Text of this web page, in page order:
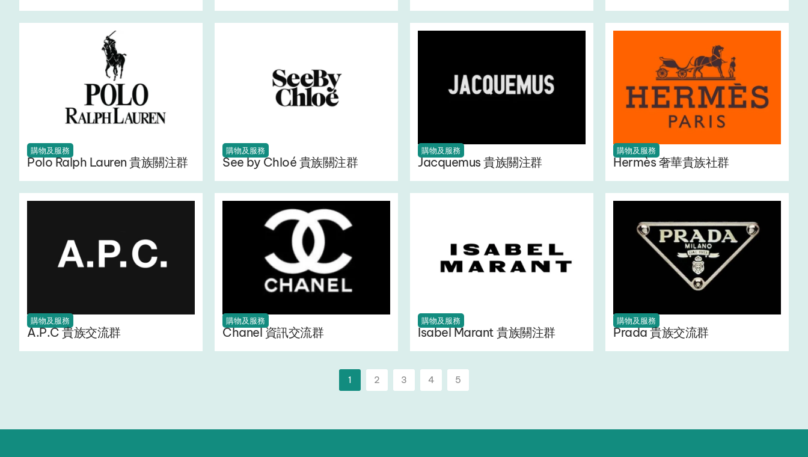
購物及服務
Polo Ralph Lauren 貴族關注群
購物及服務
See by Chloé 貴族關注群
購物及服務
Jacquemus 貴族關注群
購物及服務
Hermès 奢華貴族社群
購物及服務
A.P.C 貴族交流群
購物及服務
Chanel 資訊交流群
購物及服務
Isabel Marant 貴族關注群
購物及服務
Prada 貴族交流群
1 2 3 4 5